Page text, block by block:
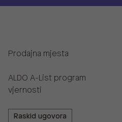
Prodajna mjesta
ALDO A-List program
vjernosti
Raskid ugovora